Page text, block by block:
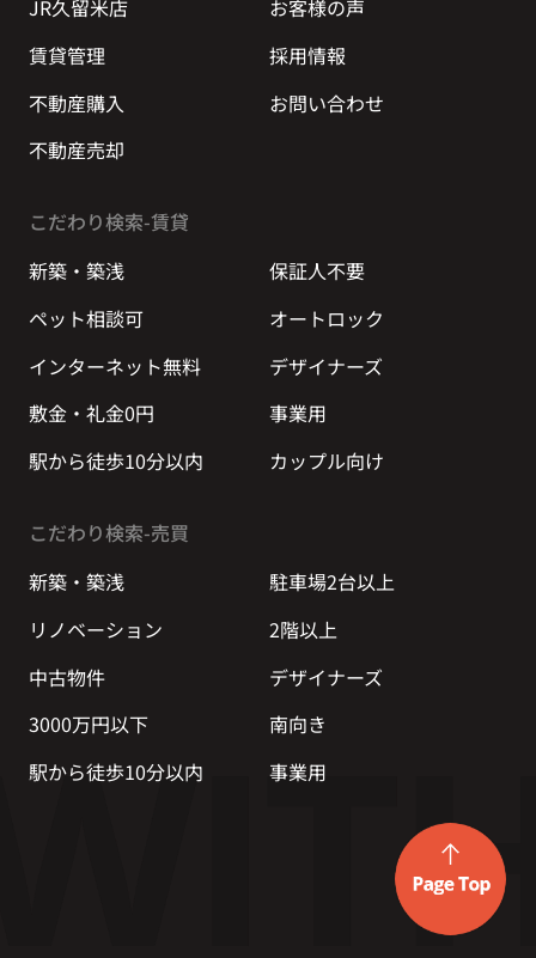
JR久留米店
お客様の声
賃貸管理
採用情報
不動産購入
お問い合わせ
不動産売却
こだわり検索-賃貸
新築・築浅
保証人不要
ペット相談可
オートロック
インターネット無料
デザイナーズ
敷金・礼金0円
事業用
駅から徒歩10分以内
カップル向け
こだわり検索-売買
新築・築浅
駐車場2台以上
リノベーション
2階以上
中古物件
デザイナーズ
3000万円以下
南向き
駅から徒歩10分以内
事業用